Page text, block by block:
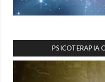
PSICOTERAPIA